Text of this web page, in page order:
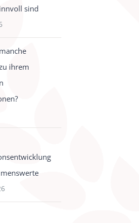
sind
ihrem